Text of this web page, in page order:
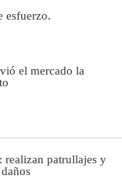
esfuerzo.
el mercado la
realizan patrullajes y